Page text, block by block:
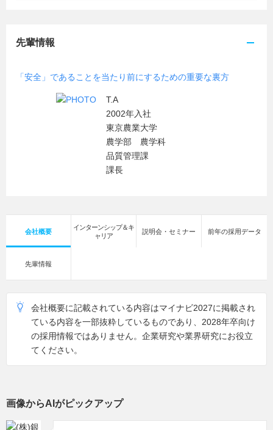
先輩情報
「安全」であることを当たり前にするための重要な裏方
T.A
2002年入社
東京農業大学
農学部 農学科
品質管理課
課長
会社概要
インターンシップ＆キ
ャリア
説明会・セミナー 前年の採用データ
先輩情報
会社概要に記載されている内容はマイナビ2027に掲載され
ている内容を一部抜粋しているものであり、2028年卒向け
の採用情報ではありません。企業研究や業界研究にお役立
てください。
画像からAIがピックアップ